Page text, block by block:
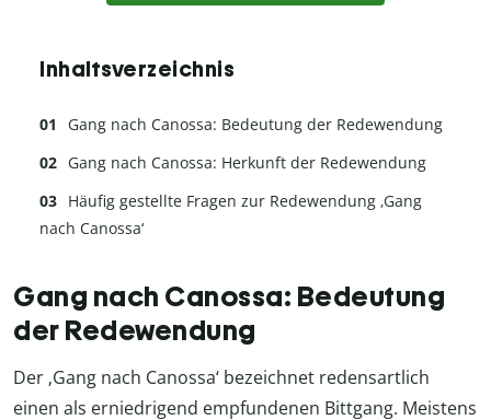
Inhaltsverzeichnis
Gang nach Canossa: Bedeutung der Redewendung
Gang nach Canossa: Herkunft der Redewendung
Häufig gestellte Fragen zur Redewendung ‚Gang
nach Canossa‘
Gang nach Canossa: Bedeutung
der Redewendung
Der ‚Gang nach Canossa‘ bezeichnet redensartlich
einen als erniedrigend empfundenen Bittgang. Meistens